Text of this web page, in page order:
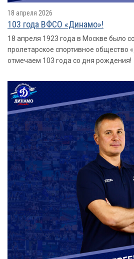
18 апреля 2026
103 года ВФСО «Динамо»!
18 апреля 1923 года в Москве было
пролетарское спортивное общество
отмечаем 103 года со дня рождения!